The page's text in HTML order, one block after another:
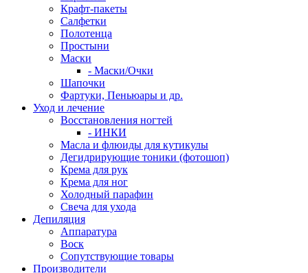
Крафт-пакеты
Салфетки
Полотенца
Простыни
Маски
- Маски/Очки
Шапочки
Фартуки, Пеньюары и др.
Уход и лечение
Восстановления ногтей
- ИНКИ
Масла и флюиды для кутикулы
Дегидрирующие тоники (фотошоп)
Крема для рук
Крема для ног
Холодный парафин
Свеча для ухода
Депиляция
Аппаратура
Воск
Сопутствующие товары
Производители